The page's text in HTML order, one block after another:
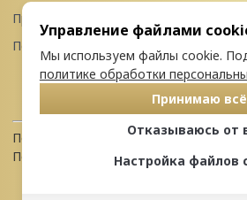
Продать
Передать в управление
Политика конфиденциальности
Пользовательское соглашение
Управление файлами
Мы используем файлы cookie.
политике обработки
Принимаю всё
Отказываюсь от
Настройка файлов